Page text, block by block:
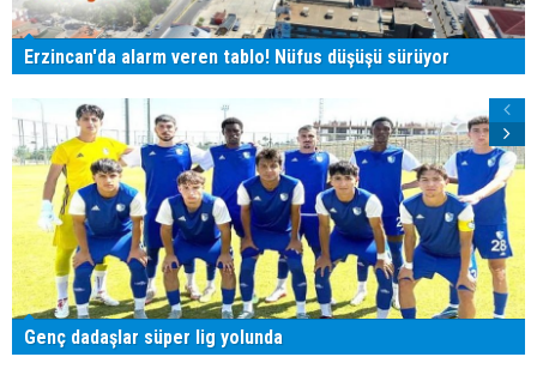
Erzincan'da alarm veren tablo! Nüfus düşüşü sürüyor
Genç dadaşlar süper lig yolunda